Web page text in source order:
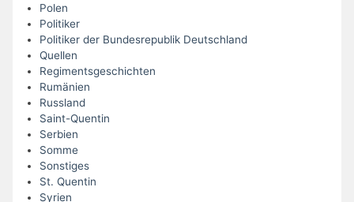
Polen
Politiker
Politiker der Bundesrepublik Deutschland
Quellen
Regimentsgeschichten
Rumänien
Russland
Saint-Quentin
Serbien
Somme
Sonstiges
St. Quentin
Syrien